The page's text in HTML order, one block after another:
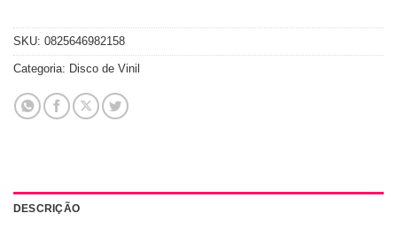
SKU: 0825646982158
Categoria: Disco de Vinil
DESCRIÇÃO